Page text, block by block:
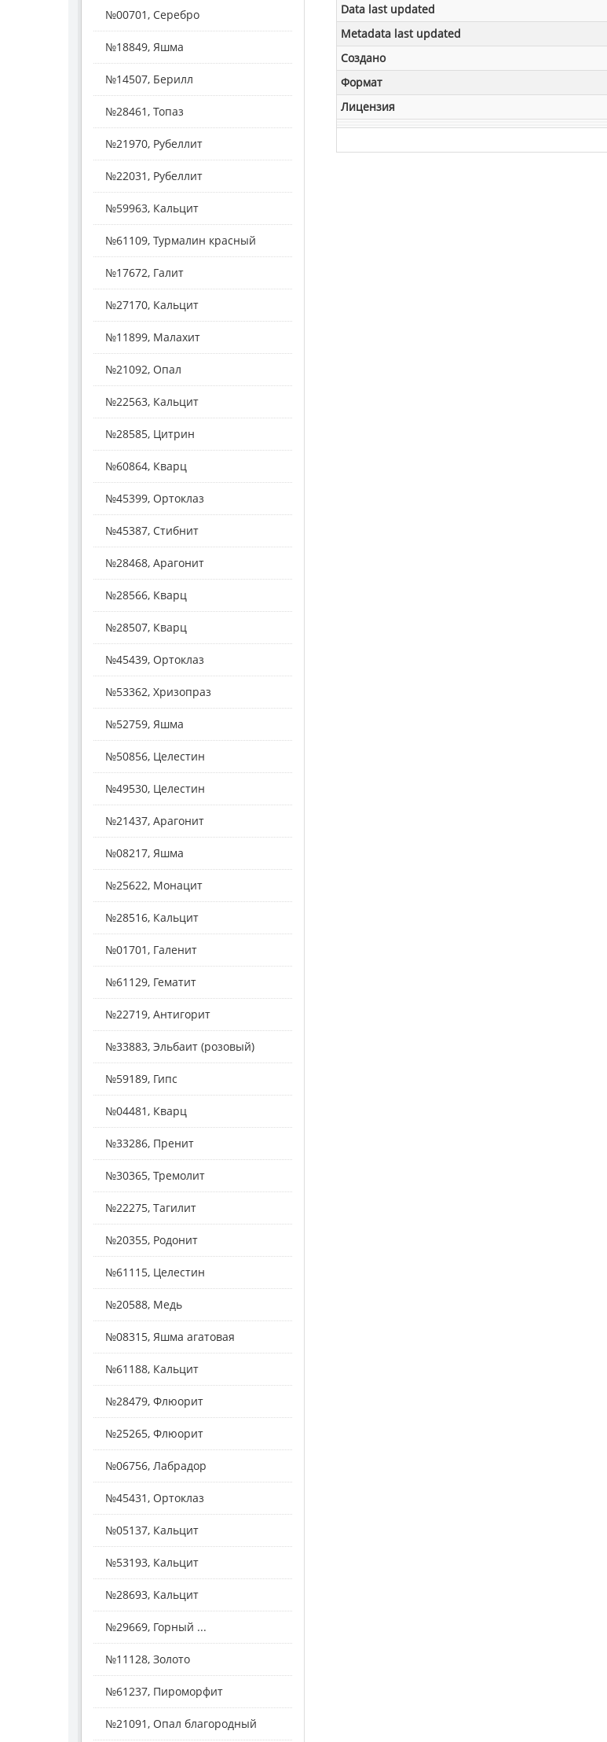
Data last updated
Metadata last updated
Создано
Формат
Лицензия
№00701, Серебро
№18849, Яшма
№14507, Берилл
№28461, Топаз
№21970, Рубеллит
№22031, Рубеллит
№59963, Кальцит
№61109, Турмалин красный
№17672, Галит
№27170, Кальцит
№11899, Малахит
№21092, Опал
№22563, Кальцит
№28585, Цитрин
№60864, Кварц
№45399, Ортоклаз
№45387, Стибнит
№28468, Арагонит
№28566, Кварц
№28507, Кварц
№45439, Ортоклаз
№53362, Хризопраз
№52759, Яшма
№50856, Целестин
№49530, Целестин
№21437, Арагонит
№08217, Яшма
№25622, Монацит
№28516, Кальцит
№01701, Галенит
№61129, Гематит
№22719, Антигорит
№33883, Эльбаит (розовый)
№59189, Гипс
№04481, Кварц
№33286, Пренит
№30365, Тремолит
№22275, Тагилит
№20355, Родонит
№61115, Целестин
№20588, Медь
№08315, Яшма агатовая
№61188, Кальцит
№28479, Флюорит
№25265, Флюорит
№06756, Лабрадор
№45431, Ортоклаз
№05137, Кальцит
№53193, Кальцит
№28693, Кальцит
№29669, Горный ...
№11128, Золото
№61237, Пироморфит
№21091, Опал благородный